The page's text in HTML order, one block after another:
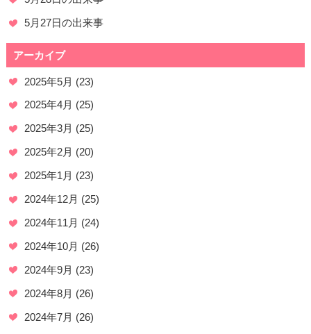
5月27日の出来事
アーカイブ
2025年5月 (23)
2025年4月 (25)
2025年3月 (25)
2025年2月 (20)
2025年1月 (23)
2024年12月 (25)
2024年11月 (24)
2024年10月 (26)
2024年9月 (23)
2024年8月 (26)
2024年7月 (26)